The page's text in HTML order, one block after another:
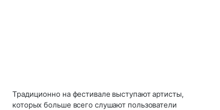
Традиционно на фестивале выступают артисты,
которых больше всего слушают пользователи